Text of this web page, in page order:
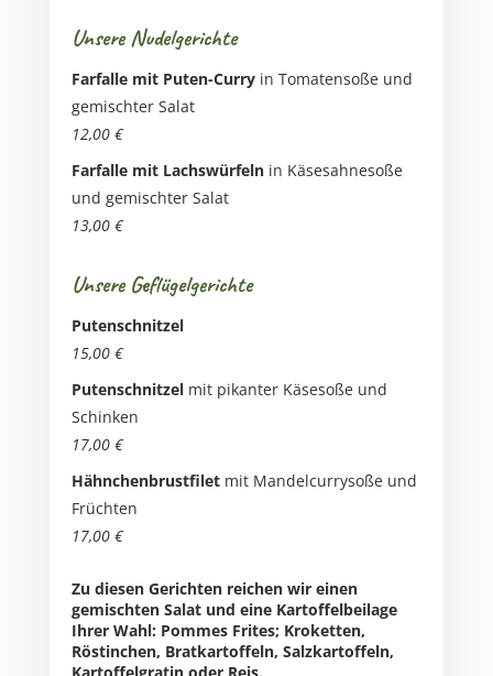
Unsere Nudelgerichte
Farfalle mit Puten-Curryin Tomatensoße und
gemischter Salat
12,00 €
Farfalle mit Lachswürfelnin Käsesahnesoße
und gemischter Salat
13,00 €
Unsere Geflügelgerichte
Putenschnitzel
15,00 €
Putenschnitzelmit pikanter Käsesoße und
Schinken
17,00 €
Hähnchenbrustfiletmit Mandelcurrysoße und
Früchten
17,00 €
Zu diesen Gerichten reichen wir einen
gemischten Salat und eine Kartoffelbeilage
Ihrer Wahl: Pommes Frites; Kroketten,
Röstinchen, Bratkartoffeln, Salzkartoffeln,